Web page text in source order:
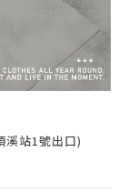
溪站1號出口)